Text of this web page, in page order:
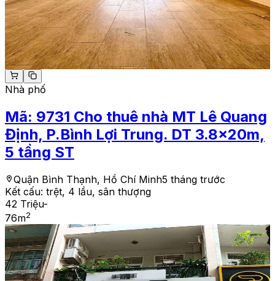
Nhà phố
Mã: 9731 Cho thuê nhà MT Lê Quang
Định, P.Bình Lợi Trung. DT 3.8x20m,
5 tầng ST
Quận Bình Thạnh, Hồ Chí Minh5 tháng trước
Kết cấu: trệt, 4 lầu, sân thượng
42 Triệu-
76m2